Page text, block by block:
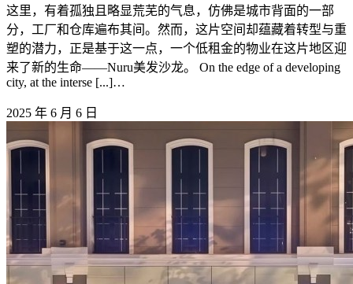
这里，有着孤独且略显荒芜的气息，仿佛是城市背面的一部
分，工厂和仓库遍布其间。然而，这片空间却蕴藏着转型与重
塑的潜力，正是基于这一点，一个低租金的物业在这片地区迎
来了新的生命——Nuru美发沙龙。 On the edge of a developing
city, at the interse [...]…
2025 年 6 月 6 日